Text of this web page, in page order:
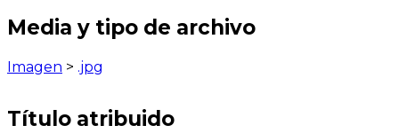
Media y tipo de archivo
Imagen > .jpg
Título atribuido